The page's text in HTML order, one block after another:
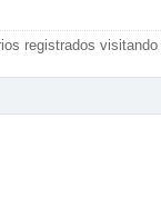
registrados